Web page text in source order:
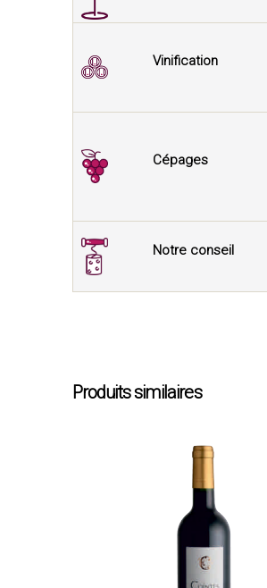
Vinification
Cépages
Notre conseil
Produits similaires